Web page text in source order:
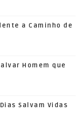
a Caminho de
Homem que
Salvam Vidas